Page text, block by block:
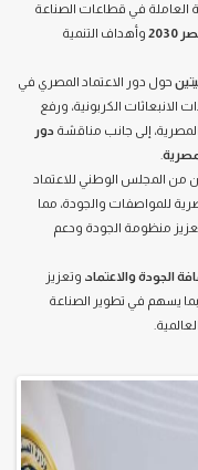
العاملة في قطاعات الصناعة
وأهداف التنمية
حول دور الاعتماد المصري في
الكربونية، ورفع
إلى جانب مناقشة دور
من المجلس الوطني للاعتماد
للمواصفات والجودة، مما
منظومة الجودة ودعم
الجودة والاعتماد، وتعزيز
بما يسهم في تطوير الصناعة